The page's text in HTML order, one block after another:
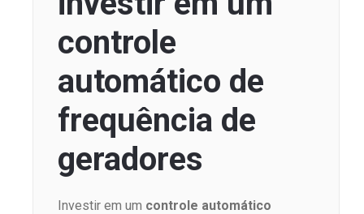
controle
automático de
frequência de
geradores
Investir em um controle automático